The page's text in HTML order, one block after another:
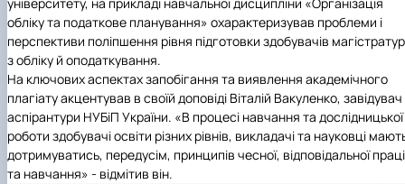
обліку та податкове планування» охарактеризував проблеми і
перспективи поліпшення рівня підготовки здобувачів
з обліку й оподаткування.
На ключових аспектах запобігання та виявлення академічного
плагіату акцентував в своїй доповіді Віталій Вакуленко, завідувач
аспірантури НУБіП України. «В процесі навчання та дослідницької
роботи здобувачі освіти різних рівнів, викладачі та науковці
дотримуватись, передусім, принципів чесної, відповідальної праці
та навчання» - відмітив він.